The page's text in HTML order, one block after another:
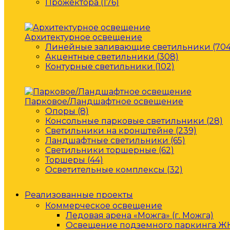
Прожектора (176)
Архитектурное освещение
Линейные заливающие светильники
Акцентные светильники (308)
Контурные светильники (102)
Парковое/Ландшафтное освещение
Опоры (8)
Консольные парковые светильники (28)
Светильники на кронштейне (239)
Ландшафтные светильники (65)
Светильники торшерные (62)
Торшеры (44)
Осветительные комплексы (32)
Реализованные проекты
Коммерческое освещение
Ледовая арена «Можга» (г. Можга)
Освещение подземного паркинга